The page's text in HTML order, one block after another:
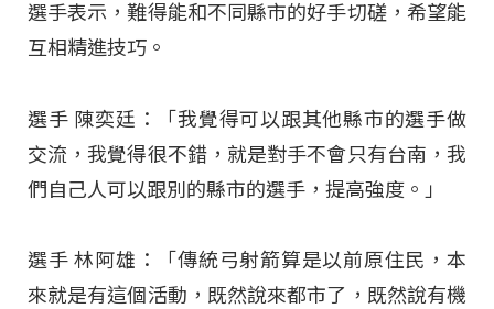
選手表示，難得能和不同縣市的好手切磋，希望能
互相精進技巧。
選手 陳奕廷：「我覺得可以跟其他縣市的選手做
交流，我覺得很不錯，就是對手不會只有台南，我
們自己人可以跟別的縣市的選手，提高強度。」
選手 林阿雄：「傳統弓射箭算是以前原住民，本
來就是有這個活動，既然說來都市了，既然說有機